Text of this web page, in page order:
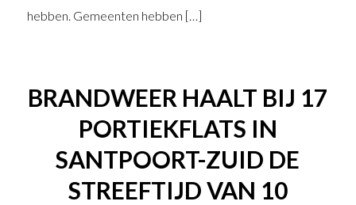
hebben. Gemeenten hebben […]
BRANDWEER HAALT BIJ 17
PORTIEKFLATS IN
SANTPOORT-ZUID DE
STREEFTIJD VAN 10